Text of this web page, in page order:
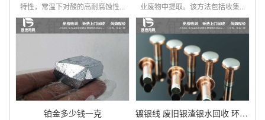
特性，常温下对酸的高耐腐蚀性...
业废物中提取。该方法包括收集...
铂金多少钱一克 镀银线 废旧银渣银水回收 环保再生